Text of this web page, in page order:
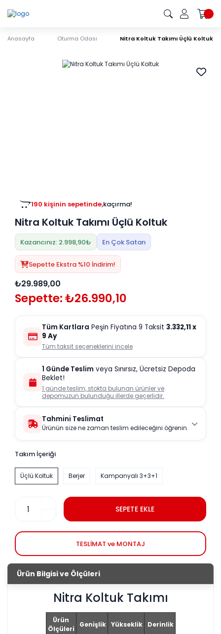
Anasayfa Oturma Odası Nitra Koltuk Takımı Üçlü Koltuk
190 kişinin sepetinde,kaçırma!
Nitra Koltuk Takımı Üçlü Koltuk
Kazancınız: 2.998,90₺ En Çok Satan
Sepette Ekstra %10 İndirim!
₺29.989,00
Sepette: ₺26.990,10
Tüm Kartlara Peşin Fiyatına 9 Taksit 3.332,11x
9 Ay
Tüm taksit seçeneklerini incele
1 Günde Teslim veya Sınırsız, Ücretsiz Depoda
Beklet!
1 günde teslim, stokta bulunan ürünler ve
depomuzun bulunduğu illerde geçerlidir.
Tahmini Teslimat
Ürünün size ne zaman teslim edileceğini öğrenin.
Takım İçeriği
Üçlü Koltuk Berjer Kampanyalı 3+3+1
SEPETE EKLE
TESLİMAT ve MONTAJ
Ürün Bilgisi ve Ölçüleri
Nitra Koltuk Takımı
Ürün
Ölçüleri
Genişlik Yükseklik Derinlik